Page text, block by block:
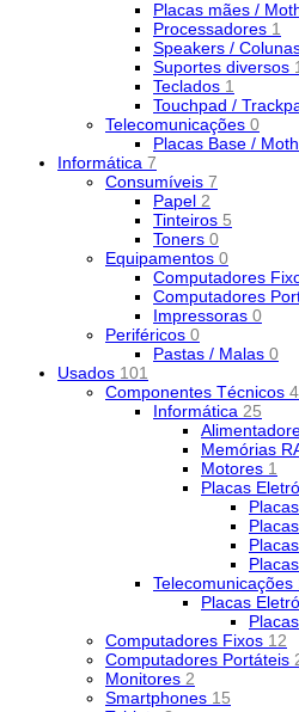
Placas mães /
Processadores 1
Speakers /
Suportes diversos 1
Teclados 1
Touchpad /
Telecomunicações 0
Placas Base /
Informática 7
Consumíveis 7
Papel 2
Tinteiros 5
Toners 0
Equipamentos 0
Computadores
Computadores
Impressoras 0
Periféricos 0
Pastas / Malas 0
Usados 101
Componentes Técnicos
Informática 25
Memórias
Motores 1
Placas
Telecomunicações
Placas
Computadores Fixos 12
Computadores Portáteis
Monitores 2
Smartphones 15